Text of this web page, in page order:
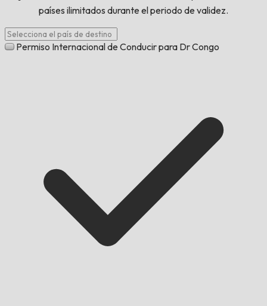
países ilimitados durante el periodo de validez.
Permiso Internacional de Conducir para Dr Congo